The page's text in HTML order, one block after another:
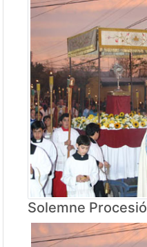
Solemne